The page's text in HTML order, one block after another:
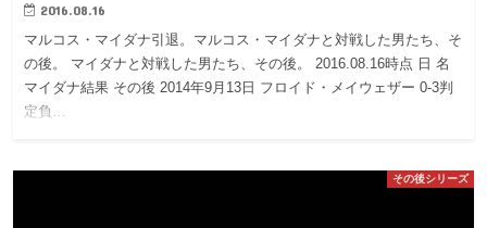
2016.08.16
マルコス・マイダナ引退。マルコス・マイダナと対戦した男たち、そ
の後。 マイダナと対戦した男たち、その後。 2016.08.16時点 日 名
マイダナ結果 その後 2014年9月13日 フロイド・メイウェザー 0-3判
定負…
その後シリーズ